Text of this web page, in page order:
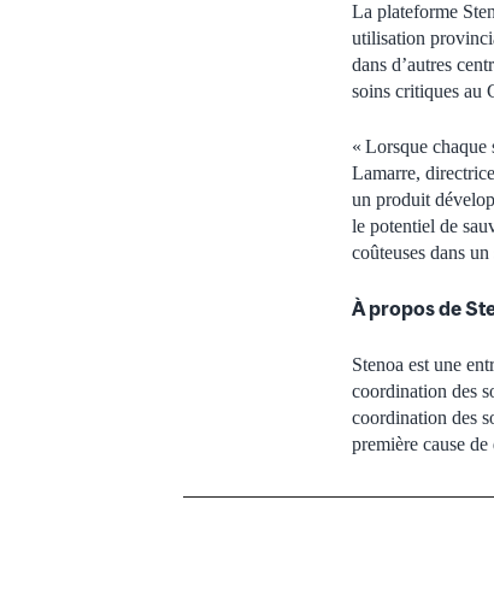
La plateforme
utilisation
dans d’autres
soins critiques au
« Lorsque
Lamarre,
un produit
le potentiel de
coûteuses dans
À propos de
Stenoa est une
coordination des
coordination des
première cause